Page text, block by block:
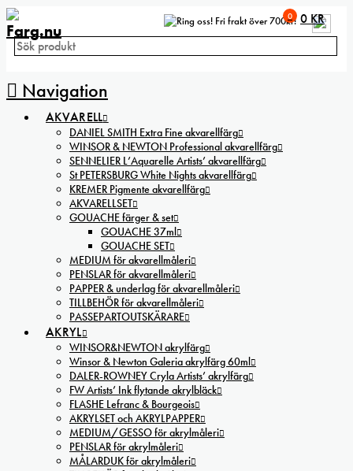
Fri frakt över 700kr!
Navigation
0 0 KR
AKVARELL
DANIEL SMITH Extra Fine akvarellfärg
WINSOR & NEWTON Professional akvarellfärg
SENNELIER L’Aquarelle Artists’ akvarellfärg
St PETERSBURG White Nights akvarellfärg
KREMER Pigmente akvarellfärg
AKVARELLSET
GOUACHE färger & set
GOUACHE 37ml
GOUACHE SET
MEDIUM för akvarellmåleri
PENSLAR för akvarellmåleri
PAPPER & underlag för akvarellmåleri
TILLBEHÖR för akvarellmåleri
PASSEPARTOUTSKÄRARE
AKRYL
WINSOR&NEWTON akrylfärg
Winsor & Newton Galeria akrylfärg 60ml
DALER-ROWNEY Cryla Artists’ akrylfärg
FW Artists’ Ink flytande akrylbläck
FLASHE Lefranc & Bourgeois
AKRYLSET och AKRYLPAPPER
MEDIUM/GESSO för akrylmåleri
PENSLAR för akrylmåleri
MÅLARDUK för akrylmåleri